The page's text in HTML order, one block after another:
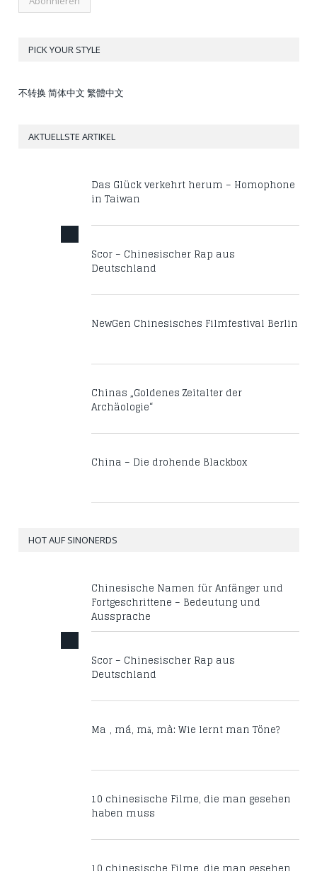
PICK YOUR STYLE
不转换 简体中文 繁體中文
AKTUELLSTE ARTIKEL
Das Glück verkehrt herum – Homophone
in Taiwan
Scor – Chinesischer Rap aus
Deutschland
NewGen Chinesisches Filmfestival Berlin
Chinas „Goldenes Zeitalter der
Archäologie“
China – Die drohende Blackbox
HOT AUF SINONERDS
Chinesische Namen für Anfänger und
Fortgeschrittene – Bedeutung und
Aussprache
Scor – Chinesischer Rap aus
Deutschland
Mā, má, mǎ, mà: Wie lernt man Töne?
10 chinesische Filme, die man gesehen
haben muss